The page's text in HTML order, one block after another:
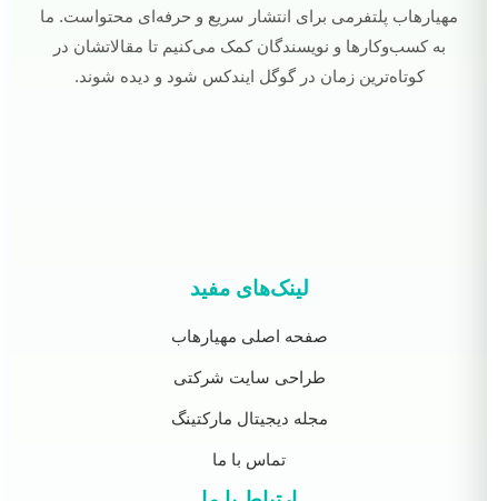
مهیارهاب پلتفرمی برای انتشار سریع و حرفه‌ای محتواست. ما
به کسب‌وکارها و نویسندگان کمک می‌کنیم تا مقالاتشان در
کوتاه‌ترین زمان در گوگل ایندکس شود و دیده شوند.
لینک‌های مفید
صفحه اصلی مهیارهاب
طراحی سایت شرکتی
مجله دیجیتال مارکتینگ
تماس با ما